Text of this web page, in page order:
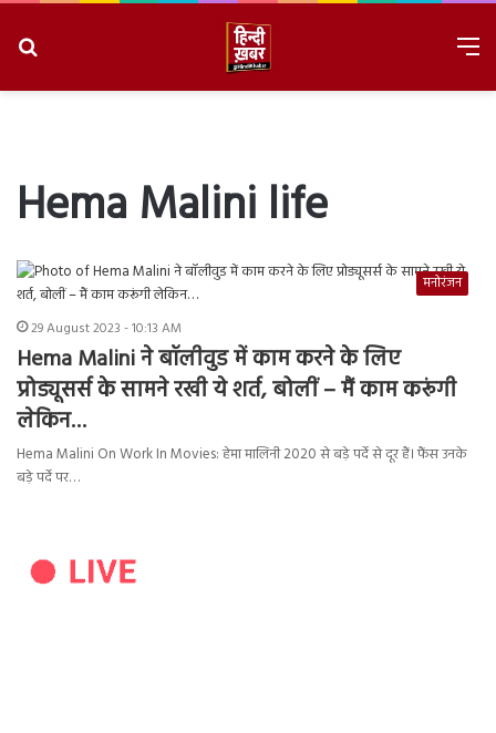
Hema Malini life
मनोरंजन
29 August 2023 - 10:13 AM
Hema Malini ने बॉलीवुड में काम करने के लिए
प्रोड्यूसर्स के सामने रखी ये शर्त, बोलीं – मैं काम करूंगी
लेकिन…
Hema Malini On Work In Movies: हेमा मालिनी 2020 से बड़े पर्दे से दूर हैं। फैंस उनके
बड़े पर्दे पर…